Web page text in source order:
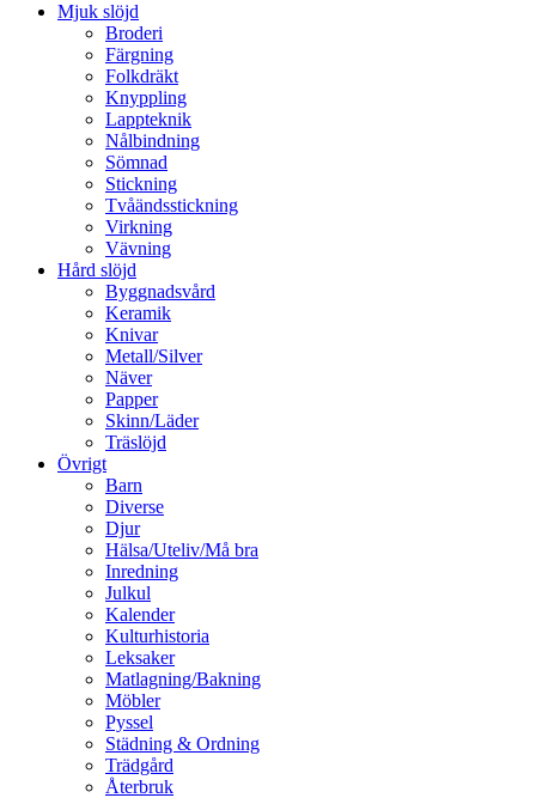
Mjuk slöjd
Broderi
Färgning
Folkdräkt
Knyppling
Lappteknik
Nålbindning
Sömnad
Stickning
Tvåändsstickning
Virkning
Vävning
Hård slöjd
Byggnadsvård
Keramik
Knivar
Metall/Silver
Näver
Papper
Skinn/Läder
Träslöjd
Övrigt
Barn
Diverse
Djur
Hälsa/Uteliv/Må bra
Inredning
Julkul
Kalender
Kulturhistoria
Leksaker
Matlagning/Bakning
Möbler
Pyssel
Städning & Ordning
Trädgård
Återbruk